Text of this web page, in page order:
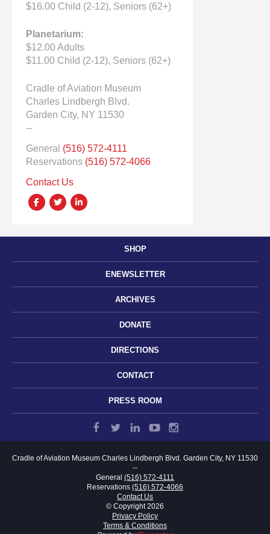
SHOP
ENEWSLETTER
ARCHIVES
DONATE
DIRECTIONS
CONTACT
PRESS ROOM
$16.00 Child (2-12), Seniors (62+)
Planetarium:
$12.00 Adults
$11.00 Child (2-12), Seniors (62+)
Cradle of Aviation Museum
Charles Lindbergh Blvd.
Garden City, NY 11530
--
General (516) 572-4111
Reservations (516) 572-4066
Contact Us
Cradle of Aviation Museum Charles Lindbergh Blvd. Garden City, NY 11530
--
General (516) 572-4111
Reservations (516) 572-4066
Contact Us
© Copyright 2026
Privacy Policy
Terms & Conditions